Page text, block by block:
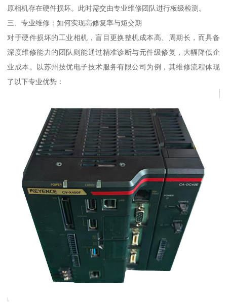
原相机存在硬件损坏。此时需交由专业维修团队进行板级检测。
三、专业维修：如何实现高修复率与短交期
对于硬件损坏的工业相机，盲目更换整机成本高、周期长，而具备
深度维修能力的团队则能通过精准诊断与元件级修复，大幅降低企
业成本。以苏州技优电子技术服务有限公司为例，其维修流程体现
了以下专业优势：